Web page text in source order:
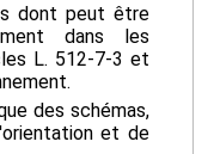
dont peut être
dans les
L. 512-7-3 et
des schémas,
et de